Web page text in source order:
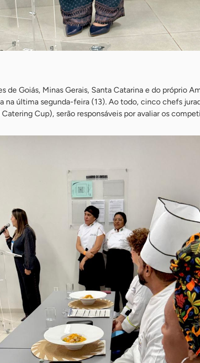
de Goiás, Minas Gerais, Santa Catarina e do próprio
na última segunda-feira (13). Ao todo, cinco chefs
Cup), serão responsáveis por avaliar os